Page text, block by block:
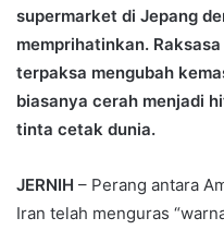
supermarket di Jepang
memprihatinkan.
terpaksa mengubah
biasanya cerah menjadi
tinta cetak dunia.
JERNIH – Perang antara
Iran telah menguras